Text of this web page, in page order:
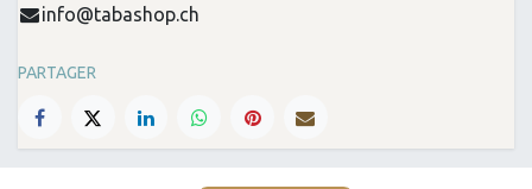
info@tabashop.ch
PARTAGER